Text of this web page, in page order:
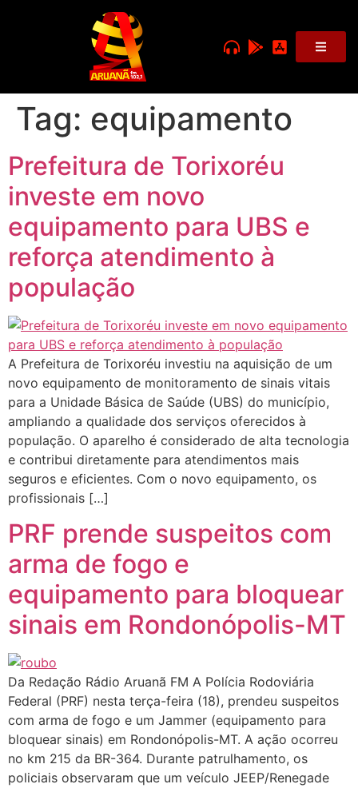
Tag: equipamento
Prefeitura de Torixoréu
investe em novo
equipamento para UBS e
reforça atendimento à
população
A Prefeitura de Torixoréu investiu na aquisição de um
novo equipamento de monitoramento de sinais vitais
para a Unidade Básica de Saúde (UBS) do município,
ampliando a qualidade dos serviços oferecidos à
população. O aparelho é considerado de alta tecnologia
e contribui diretamente para atendimentos mais
seguros e eficientes. Com o novo equipamento, os
profissionais […]
PRF prende suspeitos com
arma de fogo e
equipamento para bloquear
sinais em Rondonópolis-MT
Da Redação Rádio Aruanã FM A Polícia Rodoviária
Federal (PRF) nesta terça-feira (18), prendeu suspeitos
com arma de fogo e um Jammer (equipamento para
bloquear sinais) em Rondonópolis-MT. A ação ocorreu
no km 215 da BR-364. Durante patrulhamento, os
policiais observaram que um veículo JEEP/Renegade